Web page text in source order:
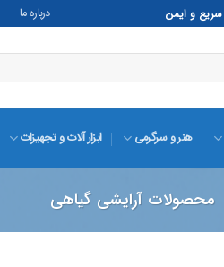
درباره ما
هنر و سرگرمی ابزار آلات و تجهیزات
محصولات آرایشی گیاهی